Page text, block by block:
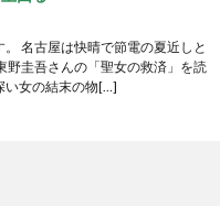
名古屋は快晴で節電の夏近しと
野圭吾さんの「聖女の救済」を読
い女の結末の物[…]